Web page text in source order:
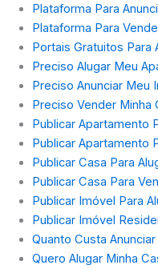
Plataforma Para
Plataforma Para
Portais Gratuitos Para
Preciso Alugar Meu
Preciso Anunciar Meu
Preciso Vender Minha
Publicar Apartamento
Publicar Apartamento
Publicar Casa Para
Publicar Casa Para
Publicar Imóvel Para
Publicar Imóvel
Quanto Custa
Quero Alugar Minha